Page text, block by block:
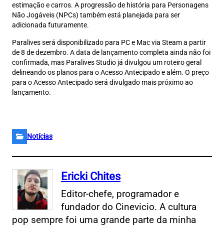
estimação e carros. A progressão de história para Personagens
Não Jogáveis (NPCs) também está planejada para ser
adicionada futuramente.
Paralives será disponibilizado para PC e Mac via Steam a partir
de 8 de dezembro. A data de lançamento completa ainda não foi
confirmada, mas Paralives Studio já divulgou um roteiro geral
delineando os planos para o Acesso Antecipado e além. O preço
para o Acesso Antecipado será divulgado mais próximo ao
lançamento.
Notícias
Ericki Chites
Editor-chefe, programador e
fundador do Cinevicio. A cultura
pop sempre foi uma grande parte da minha